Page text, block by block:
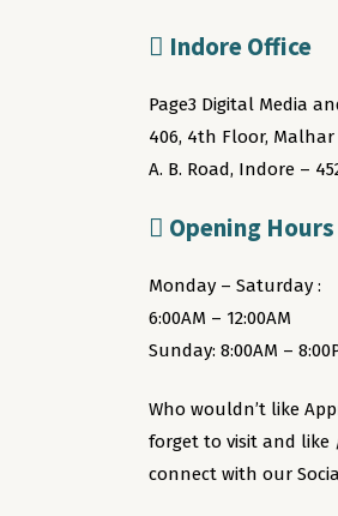
Indore Office
Page3 Digital Media
406, 4th Floor, Malhar
A. B. Road, Indore –
Opening Hours
Monday – Saturday :
6:00AM – 12:00AM
Sunday: 8:00AM –
Who wouldn’t like
forget to visit and
connect with our